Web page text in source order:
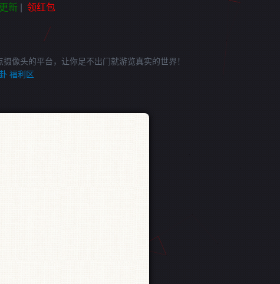
新| 领红包
像头的平台，让你足不出门就游览真实的世界！
福利区